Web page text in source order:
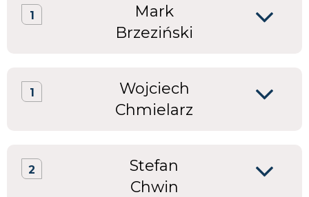
1
Mark
Brzeziński
1
Wojciech
Chmielarz
2
Stefan
Chwin